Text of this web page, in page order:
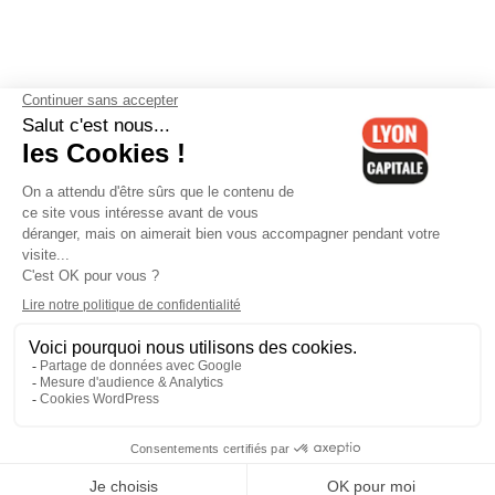
Contactez-nous-Mentions légales-CGV-Politique de
confidentialité-Gestion des cookies
Cedex 06